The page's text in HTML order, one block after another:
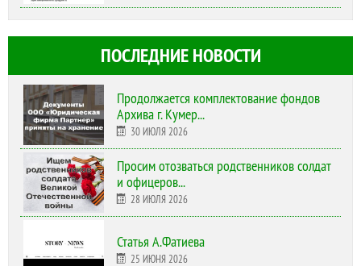
ПОСЛЕДНИЕ НОВОСТИ
Продолжается комплектование фондов
Архива г. Кумер...
30 ИЮЛЯ 2026
Просим отозваться родственников солдат
и офицеров...
28 ИЮЛЯ 2026
Статья А.Фатиева
25 ИЮНЯ 2026